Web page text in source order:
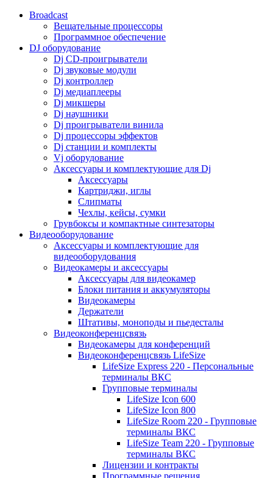
Broadcast
Вещательные процессоры
Программное обеспечение
DJ оборудование
Dj CD-проигрыватели
Dj звуковые модули
Dj контроллер
Dj медиаплееры
Dj микшеры
Dj наушники
Dj проигрыватели винила
Dj процессоры эффектов
Dj станции и комплекты
Vj оборудование
Аксессуары и комплектующие для Dj
Аксессуары
Картриджи, иглы
Слипматы
Чехлы, кейсы, сумки
Грувбоксы и компактные синтезаторы
Видеооборудование
Аксессуары и комплектующие для
видеооборудования
Видеокамеры и аксессуары
Аксессуары для видеокамер
Блоки питания и аккумуляторы
Видеокамеры
Держатели
Штативы, моноподы и пьедесталы
Видеоконференцсвязь
Видеокамеры для конференций
Видеоконференцсвязь LifeSize
LifeSize Express 220 - Персональные
терминалы ВКС
Групповые терминалы
LifeSize Icon 600
LifeSize Icon 800
LifeSize Room 220 - Групповые
терминалы ВКС
LifeSize Team 220 - Групповые
терминалы ВКС
Лицензии и контракты
Программные решения